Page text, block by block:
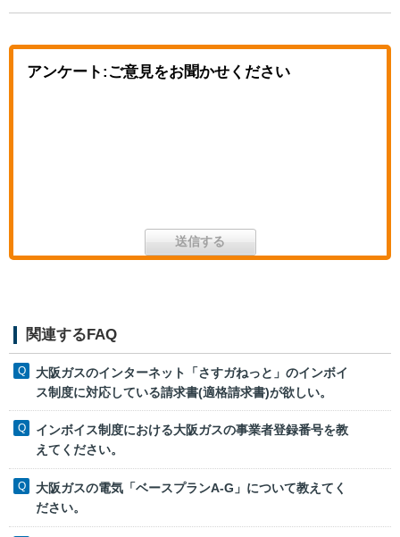
アンケート:ご意見をお聞かせください
関連するFAQ
大阪ガスのインターネット「さすガねっと」のインボイ
ス制度に対応している請求書(適格請求書)が欲しい。
インボイス制度における大阪ガスの事業者登録番号を教
えてください。
大阪ガスの電気「ベースプランA-G」について教えてく
ださい。